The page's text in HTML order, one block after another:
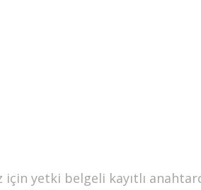
yetki belgeli kayıtlı